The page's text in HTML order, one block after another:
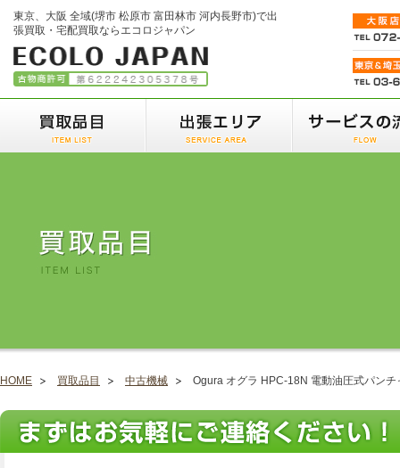
東京、大阪 全域(堺市 松原市 富田林市 河内長野市)で出
張買取・宅配買取ならエコロジャパン
HOME 買取品目 中古機械 Ogura オグラ HPC-18N 電動油圧式パンチ